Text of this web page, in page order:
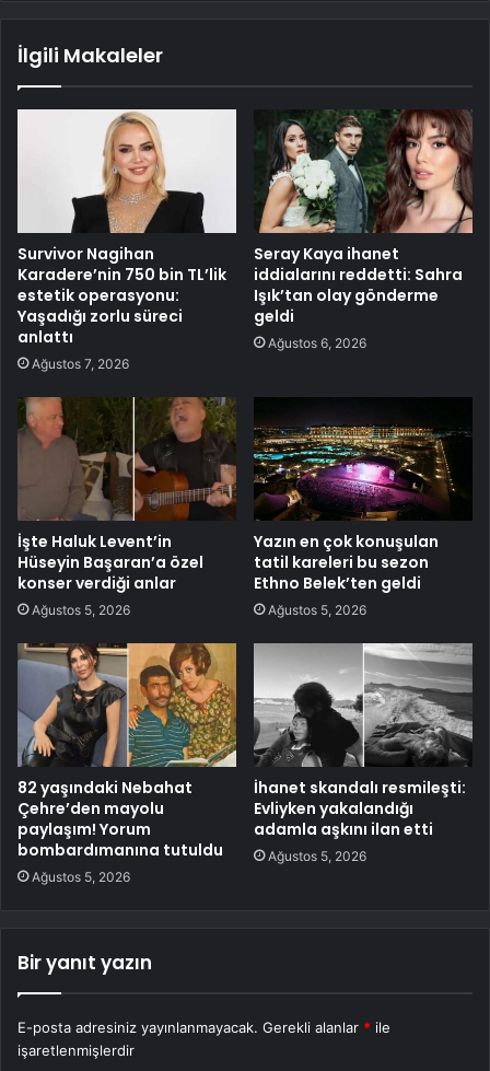
İlgili Makaleler
Survivor Nagihan
Karadere’nin 750 bin TL’lik
estetik operasyonu:
Yaşadığı zorlu süreci
anlattı
Ağustos 7, 2026
Seray Kaya ihanet
iddialarını reddetti: Sahra
Işık’tan olay gönderme
geldi
Ağustos 6, 2026
İşte Haluk Levent’in
Hüseyin Başaran’a özel
konser verdiği anlar
Ağustos 5, 2026
Yazın en çok konuşulan
tatil kareleri bu sezon
Ethno Belek’ten geldi
Ağustos 5, 2026
82 yaşındaki Nebahat
Çehre’den mayolu
paylaşım! Yorum
bombardımanına tutuldu
Ağustos 5, 2026
İhanet skandalı resmileşti:
Evliyken yakalandığı
adamla aşkını ilan etti
Ağustos 5, 2026
Bir yanıt yazın
E-posta adresiniz yayınlanmayacak. Gerekli alanlar * ile
işaretlenmişlerdir